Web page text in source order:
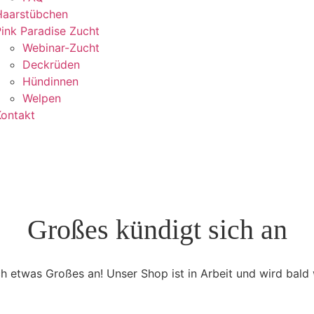
Paradise Zucht
Webinar-Zucht
Deckrüden
Hündinnen
Welpen
Großes kündigt sich an
etwas Großes an! Unser Shop ist in Arbeit und wird